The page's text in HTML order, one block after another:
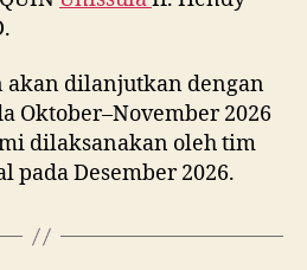
akan dilanjutkan dengan
Oktober–November 2026
dilaksanakan oleh tim
Desember 2026.